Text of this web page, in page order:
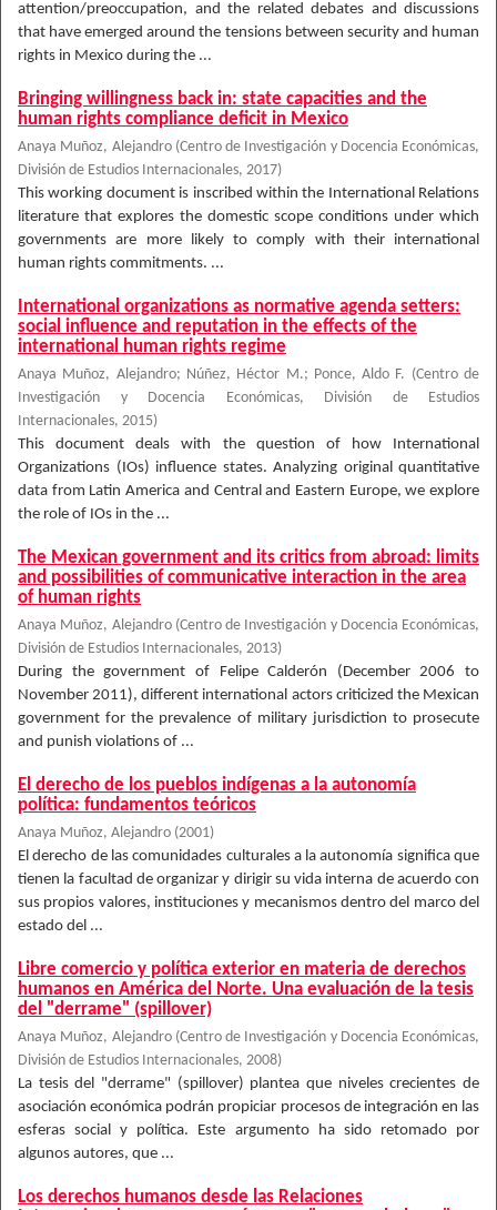
attention/preoccupation, and the related debates and discussions
that have emerged around the tensions between security and human
rights in Mexico during the ...
Bringing willingness back in: state capacities and the
human rights compliance deficit in Mexico
Anaya Muñoz, Alejandro (Centro de Investigación y Docencia Económicas,
División de Estudios Internacionales, 2017)
This working document is inscribed within the International Relations
literature that explores the domestic scope conditions under which
governments are more likely to comply with their international
human rights commitments. ...
International organizations as normative agenda setters:
social influence and reputation in the effects of the
international human rights regime
Anaya Muñoz, Alejandro; Núñez, Héctor M.; Ponce, Aldo F. (Centro de
Investigación y Docencia Económicas, División de Estudios
Internacionales, 2015)
This document deals with the question of how International
Organizations (IOs) influence states. Analyzing original quantitative
data from Latin America and Central and Eastern Europe, we explore
the role of IOs in the ...
The Mexican government and its critics from abroad: limits
and possibilities of communicative interaction in the area
of human rights
Anaya Muñoz, Alejandro (Centro de Investigación y Docencia Económicas,
División de Estudios Internacionales, 2013)
During the government of Felipe Calderón (December 2006 to
November 2011), different international actors criticized the Mexican
government for the prevalence of military jurisdiction to prosecute
and punish violations of ...
El derecho de los pueblos indígenas a la autonomía
política: fundamentos teóricos
Anaya Muñoz, Alejandro (2001)
El derecho de las comunidades culturales a la autonomía significa que
tienen la facultad de organizar y dirigir su vida interna de acuerdo con
sus propios valores, instituciones y mecanismos dentro del marco del
estado del ...
Libre comercio y política exterior en materia de derechos
humanos en América del Norte. Una evaluación de la tesis
del "derrame" (spillover)
Anaya Muñoz, Alejandro (Centro de Investigación y Docencia Económicas,
División de Estudios Internacionales, 2008)
La tesis del "derrame" (spillover) plantea que niveles crecientes de
asociación económica podrán propiciar procesos de integración en las
esferas social y política. Este argumento ha sido retomado por
algunos autores, que ...
Los derechos humanos desde las Relaciones